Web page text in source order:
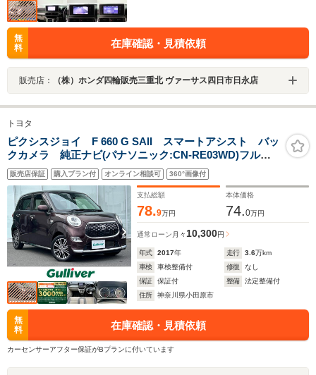
無
料
在庫確認・見積依頼
販売店： （株）ホンダ四輪販売三重北 ヴァーサス四日市日永店
トヨタ
ピクシスジョイ F 660 G SAII スマートアシスト バッ
クカメラ 純正ナビ(パナソニック:CN-RE03WD)フルセ
グTV ダブルエアバック スマートキー オートライ
ト 純正フロアマット プッシュスタート
販売店保証 購入プラン付 オンライン相談可 360°画像付
支払総額
78.9万円
本体価格
74.0万円
通常ローン 月々10,300円
年式 2017年 走行 3.6万km
車検
車検整備付 修復
なし
保証
保証付 整備
法定整備付
住所
神奈川県小田原市
無
料
在庫確認・見積依頼
カーセンサーアフター保証がBプランに付いています